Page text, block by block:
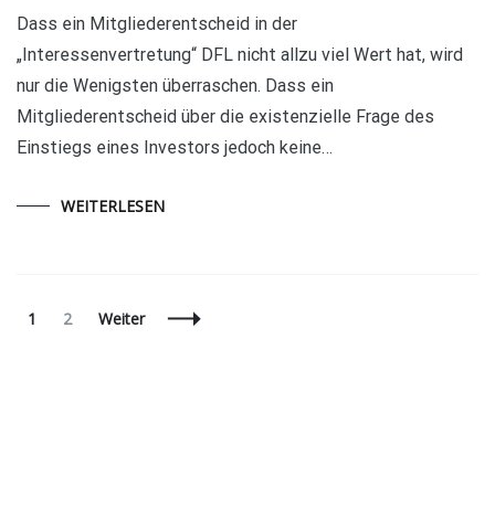
Dass ein Mitgliederentscheid in der
„Interessenvertretung“ DFL nicht allzu viel Wert hat, wird
nur die Wenigsten überraschen. Dass ein
Mitgliederentscheid über die existenzielle Frage des
Einstiegs eines Investors jedoch keine…
WEITERLESEN
Beitragsnavigation
Seite
1 Seite
2 Weiter